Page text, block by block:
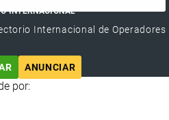
INTERNACIONAL
Internacional de Operadores
ANUNCIAR
por: